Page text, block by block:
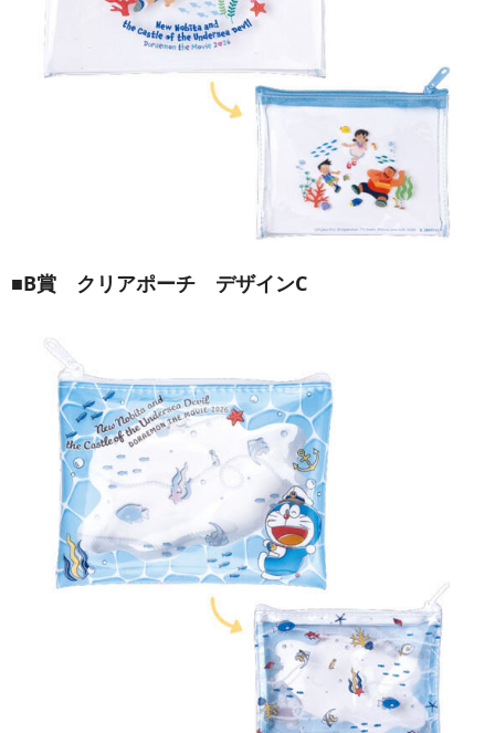
■B賞 クリアポーチ デザインC